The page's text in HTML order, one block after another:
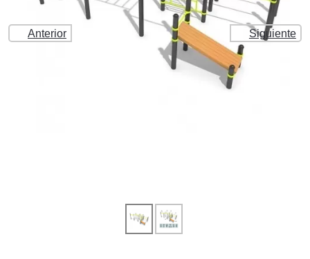
Anterior Siguiente